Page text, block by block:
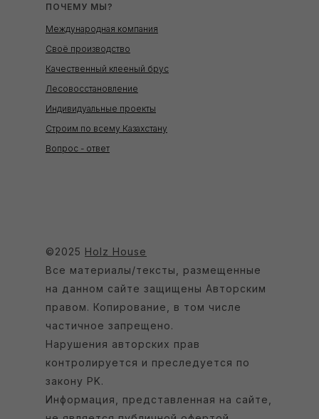
ПОЧЕМУ МЫ?
Международная компания
Своё производство
Качественный клееный брус
Лесовосстановление
Индивидуальные проекты
Строим по всему Казахстану
Вопрос - ответ
©2025 Holz House
Все материалы/тексты, размещенные
на данном сайте защищены Авторским
правом. Копирование, в том числе
частичное запрещено.
Нарушения авторских прав
контролируется и преследуется по
закону РK.
Информация, представленная на сайте,